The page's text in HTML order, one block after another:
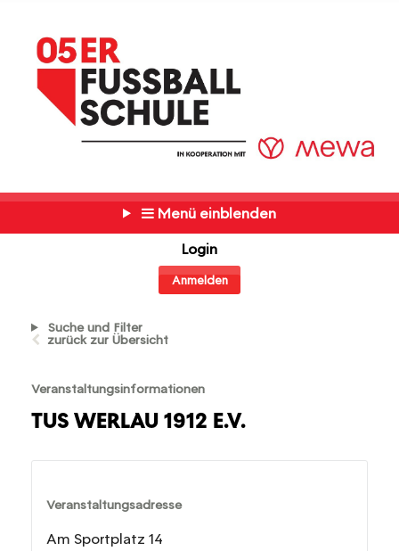
Menü einblenden
Login
Anmelden
Suche und Filter
zurück zur Übersicht
Veranstaltungsinformationen
TUS WERLAU 1912 E.V.
Veranstaltungsadresse
Am Sportplatz 14